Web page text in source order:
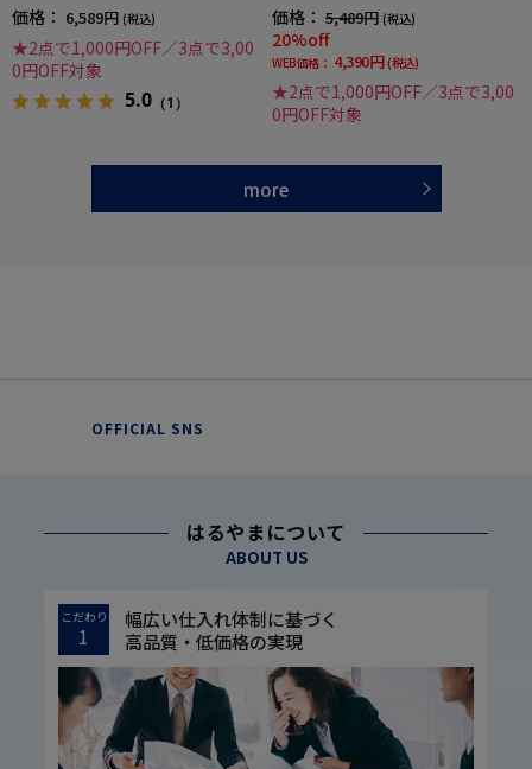
価格： 6,589円 (税込)
★2点で1,000円OFF／3点で3,00
0円OFF対象
5.0 （1）
無地抗菌加工防臭加工ストレッチ形態安定ワ
イシャツ通年
価格： 5,489円 (税込)
20%off
WEB価格： 4,390円 (税込)
★2点で1,000円OFF／3点で3,00
0円OFF対象
more
OFFICIAL SNS
はるやまについて
ABOUT US
こだわり
1
幅広い仕入れ体制に基づく
高品質・低価格の実現